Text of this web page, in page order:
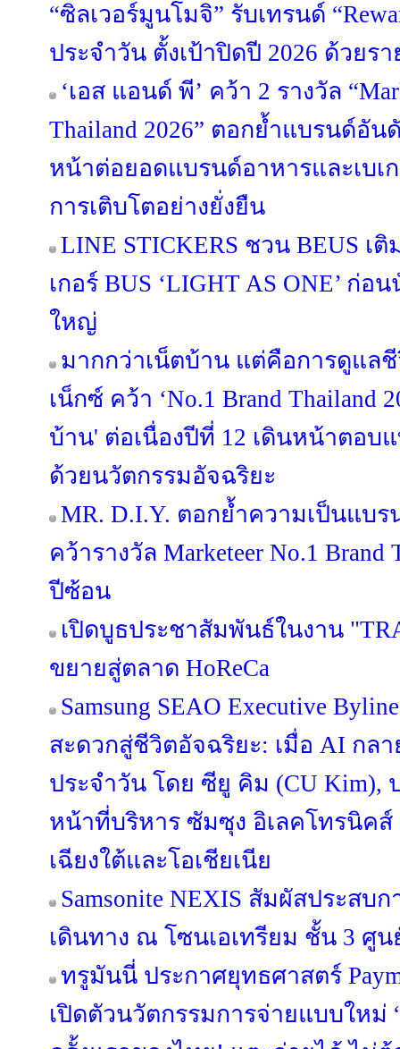
“ซิลเวอร์มูนโมจิ” รับเทรนด์
ประจำวัน ตั้งเป้าปิดปี 2026 ด้วยร
‘เอส แอนด์ พี’ คว้า 2 รางวัล
Thailand 2026” ตอกย้ำแบรนด์อั
หน้าต่อยอดแบรนด์อาหารและเบเ
การเติบโตอย่างยั่งยืน
LINE STICKERS ชวน BEUS
เกอร์ BUS ‘LIGHT AS ONE’ ก่
ใหญ่
มากกว่าเน็ตบ้าน แต่คือการดูแล
เน็กซ์ คว้า ‘No.1 Brand Thailand
บ้าน' ต่อเนื่องปีที่ 12 เดินหน้าตอบ
ด้วยนวัตกรรมอัจฉริยะ
MR. D.I.Y. ตอกย้ำความเป็นแบ
คว้ารางวัล Marketeer No.1 Brand
ปีซ้อน
เปิดบูธประชาสัมพันธ์ในงาน
ขยายสู่ตลาด HoReCa
Samsung SEAO Executive
สะดวกสู่ชีวิตอัจฉริยะ: เมื่อ AI กล
ประจำวัน โดย ซียู คิม (CU Kim),
หน้าที่บริหาร ซัมซุง อิเลคโทรนิค
เฉียงใต้และโอเชียเนีย
Samsonite NEXIS สัมผัสประส
เดินทาง ณ โซนเอเทรียม ชั้น 3 ศูน
ทรูมันนี่ ประกาศยุทธศาสตร์
เปิดตัวนวัตกรรมการจ่ายแบบใหม่